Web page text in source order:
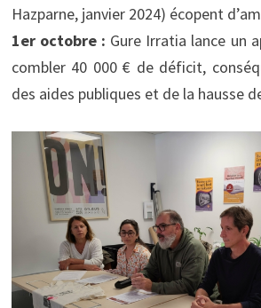
Hazparne, janvier 2024) écopent
1er octobre : Gure Irratia lance un
combler 40 000 € de déficit,
des aides publiques et de la hausse